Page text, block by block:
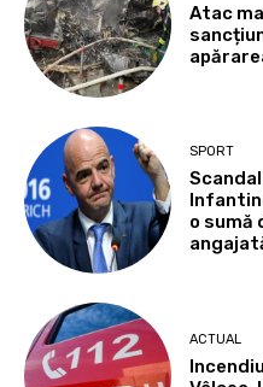
Atac
SPORT
Scandal
o sumă
ACTUAL